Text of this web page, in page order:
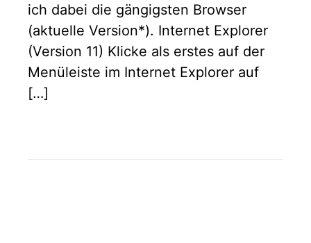
ich dabei die gängigsten Browser
(aktuelle Version*). Internet Explorer
(Version 11) Klicke als erstes auf der
Menüleiste im Internet Explorer auf
[…]